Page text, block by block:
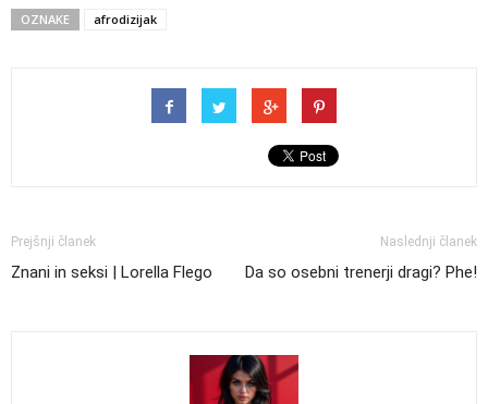
OZNAKE afrodizijak
Prejšnji članek
Znani in seksi | Lorella Flego
Naslednji članek
Da so osebni trenerji dragi? Phe!